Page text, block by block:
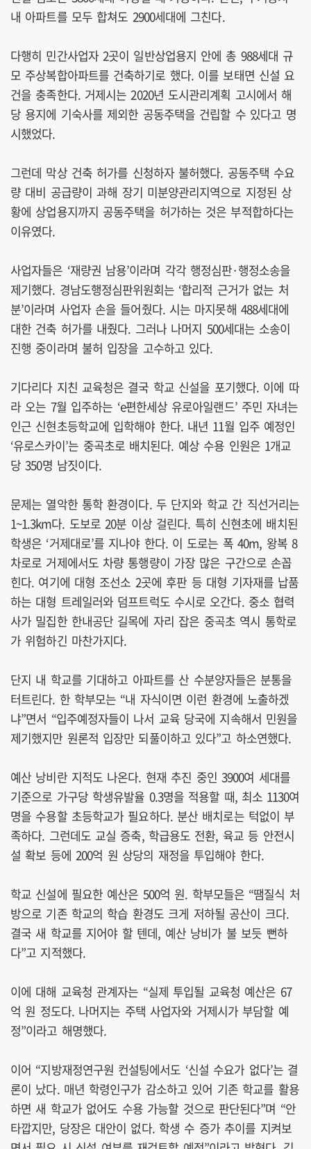
내 아파트를 모두 합쳐도 2900세대에 그친다.
다행히 민간사업자 2곳이 일반상업용지 안에 총 988세대 규
모 주상복합아파트를 건축하기로 했다. 이를 보태면 신설 요
건을 충족한다. 거제시는 2020년 도시관리계획 고시에서 해
당 용지에 기숙사를 제외한 공동주택을 건립할 수 있다고 명
시했었다.
그런데 막상 건축 허가를 신청하자 불허했다. 공동주택 수요
량 대비 공급량이 과해 장기 미분양관리지역으로 지정된 상
황에 상업용지까지 공동주택을 허가하는 것은 부적합하다는
이유였다.
사업자들은 ‘재량권 남용’이라며 각각 행정심판·행정소송을
제기했다. 경남도행정심판위원회는 ‘합리적 근거가 없는 처
분’이라며 사업자 손을 들어줬다. 시는 마지못해 488세대에
대한 건축 허가를 내줬다. 그러나 나머지 500세대는 소송이
진행 중이라며 불허 입장을 고수하고 있다.
기다리다 지친 교육청은 결국 학교 신설을 포기했다. 이에 따
라 오는 7월 입주하는 ‘e편한세상 유로아일랜드’ 주민 자녀는
인근 신현초등학교에 입학해야 한다. 내년 11월 입주 예정인
‘유로스카이’는 중곡초로 배치된다. 예상 수용 인원은 1개교
당 350명 남짓이다.
문제는 열악한 통학 환경이다. 두 단지와 학교 간 직선거리는
1~1.3km다. 도보로 20분 이상 걸린다. 특히 신현초에 배치된
학생은 ‘거제대로’를 지나야 한다. 이 도로는 폭 40m, 왕복 8
차로로 거제에서도 차량 통행량이 가장 많은 구간으로 손꼽
힌다. 여기에 대형 조선소 2곳에 후판 등 대형 기자재를 납품
하는 대형 트레일러와 덤프트럭도 수시로 오간다. 중소 협력
사가 밀집한 한내공단 길목에 자리 잡은 중곡초 역시 통학로
가 위험하긴 마찬가지다.
단지 내 학교를 기대하고 아파트를 산 수분양자들은 분통을
터트린다. 한 학부모는 “내 자식이면 이런 환경에 노출하겠
냐”면서 “입주예정자들이 나서 교육 당국에 지속해서 민원을
제기했지만 원론적 입장만 되풀이하고 있다”고 하소연했다.
예산 낭비란 지적도 나온다. 현재 추진 중인 3900여 세대를
기준으로 가구당 학생유발율 0.3명을 적용할 때, 최소 1130여
명을 수용할 초등학교가 필요하다. 분산 배치로는 턱없이 부
족하다. 그런데도 교실 증축, 학급용도 전환, 육교 등 안전시
설 확보 등에 200억 원 상당의 재정을 투입해야 한다.
학교 신설에 필요한 예산은 500억 원. 학부모들은 “땜질식 처
방으로 기존 학교의 학습 환경도 크게 저하될 공산이 크다.
결국 새 학교를 지어야 할 텐데, 예산 낭비가 불 보듯 뻔하
다”고 지적했다.
이에 대해 교육청 관계자는 “실제 투입될 교육청 예산은 67
억 원 정도다. 나머지는 주택 사업자와 거제시가 부담할 예
정”이라고 해명했다.
이어 “지방재정연구원 컨설팅에서도 ‘신설 수요가 없다’는 결
론이 났다. 매년 학령인구가 감소하고 있어 기존 학교를 활용
하면 새 학교가 없어도 수용 가능할 것으로 판단된다”며 “안
타깝지만, 당장은 대안이 없다. 학생 수 증가 추이를 지켜보